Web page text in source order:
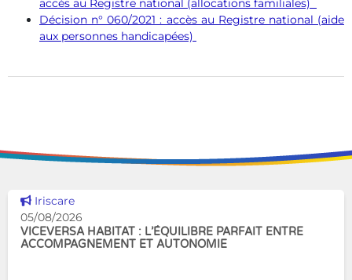
accès au Registre national (allocations familiales)
Décision n° 060/2021 : accès au Registre national (aide
aux personnes handicapées)
Voir cette news
Iriscare
05/08/2026
VICEVERSA HABITAT : L’ÉQUILIBRE PARFAIT ENTRE
ACCOMPAGNEMENT ET AUTONOMIE